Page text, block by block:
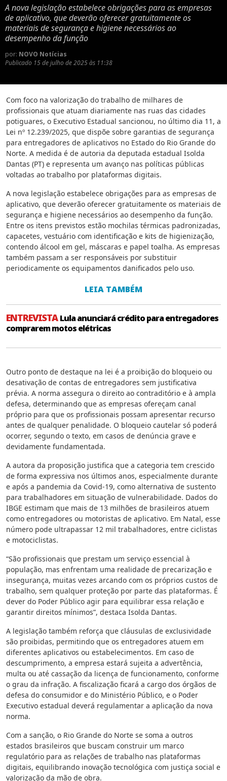
A nova legislação estabelece obrigações para as empresas
de aplicativo, que deverão oferecer gratuitamente os
materiais de segurança e higiene necessários ao
desempenho da função
por: NOVO Notícias
Publicado 15 de julho de 2025 às 11:38
Com foco na valorização do trabalho de milhares de
profissionais que atuam diariamente nas ruas das cidades
potiguares, o Executivo Estadual sancionou, no último dia 11, a
Lei nº 12.239/2025, que dispõe sobre garantias de segurança
para entregadores de aplicativos no Estado do Rio Grande do
Norte. A medida é de autoria da deputada estadual Isolda
Dantas (PT) e representa um avanço nas políticas públicas
voltadas ao trabalho por plataformas digitais.
A nova legislação estabelece obrigações para as empresas de
aplicativo, que deverão oferecer gratuitamente os materiais de
segurança e higiene necessários ao desempenho da função.
Entre os itens previstos estão mochilas térmicas padronizadas,
capacetes, vestuário com identificação e kits de higienização,
contendo álcool em gel, máscaras e papel toalha. As empresas
também passam a ser responsáveis por substituir
periodicamente os equipamentos danificados pelo uso.
LEIA TAMBÉM
ENTREVISTALula anunciará crédito para entregadores
comprarem motos elétricas
Outro ponto de destaque na lei é a proibição do bloqueio ou
desativação de contas de entregadores sem justificativa
prévia. A norma assegura o direito ao contraditório e à ampla
defesa, determinando que as empresas ofereçam canal
próprio para que os profissionais possam apresentar recurso
antes de qualquer penalidade. O bloqueio cautelar só poderá
ocorrer, segundo o texto, em casos de denúncia grave e
devidamente fundamentada.
A autora da proposição justifica que a categoria tem crescido
de forma expressiva nos últimos anos, especialmente durante
e após a pandemia da Covid-19, como alternativa de sustento
para trabalhadores em situação de vulnerabilidade. Dados do
IBGE estimam que mais de 13 milhões de brasileiros atuem
como entregadores ou motoristas de aplicativo. Em Natal, esse
número pode ultrapassar 12 mil trabalhadores, entre ciclistas
e motociclistas.
“São profissionais que prestam um serviço essencial à
população, mas enfrentam uma realidade de precarização e
insegurança, muitas vezes arcando com os próprios custos de
trabalho, sem qualquer proteção por parte das plataformas. É
dever do Poder Público agir para equilibrar essa relação e
garantir direitos mínimos”, destaca Isolda Dantas.
A legislação também reforça que cláusulas de exclusividade
são proibidas, permitindo que os entregadores atuem em
diferentes aplicativos ou estabelecimentos. Em caso de
descumprimento, a empresa estará sujeita a advertência,
multa ou até cassação da licença de funcionamento, conforme
o grau da infração. A fiscalização ficará a cargo dos órgãos de
defesa do consumidor e do Ministério Público, e o Poder
Executivo estadual deverá regulamentar a aplicação da nova
norma.
Com a sanção, o Rio Grande do Norte se soma a outros
estados brasileiros que buscam construir um marco
regulatório para as relações de trabalho nas plataformas
digitais, equilibrando inovação tecnológica com justiça social e
valorização da mão de obra.